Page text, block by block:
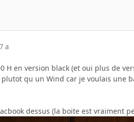
a
H en version black (et oui plus de
plutot qu un Wind car je voulais
dessus (la boite est vraiment